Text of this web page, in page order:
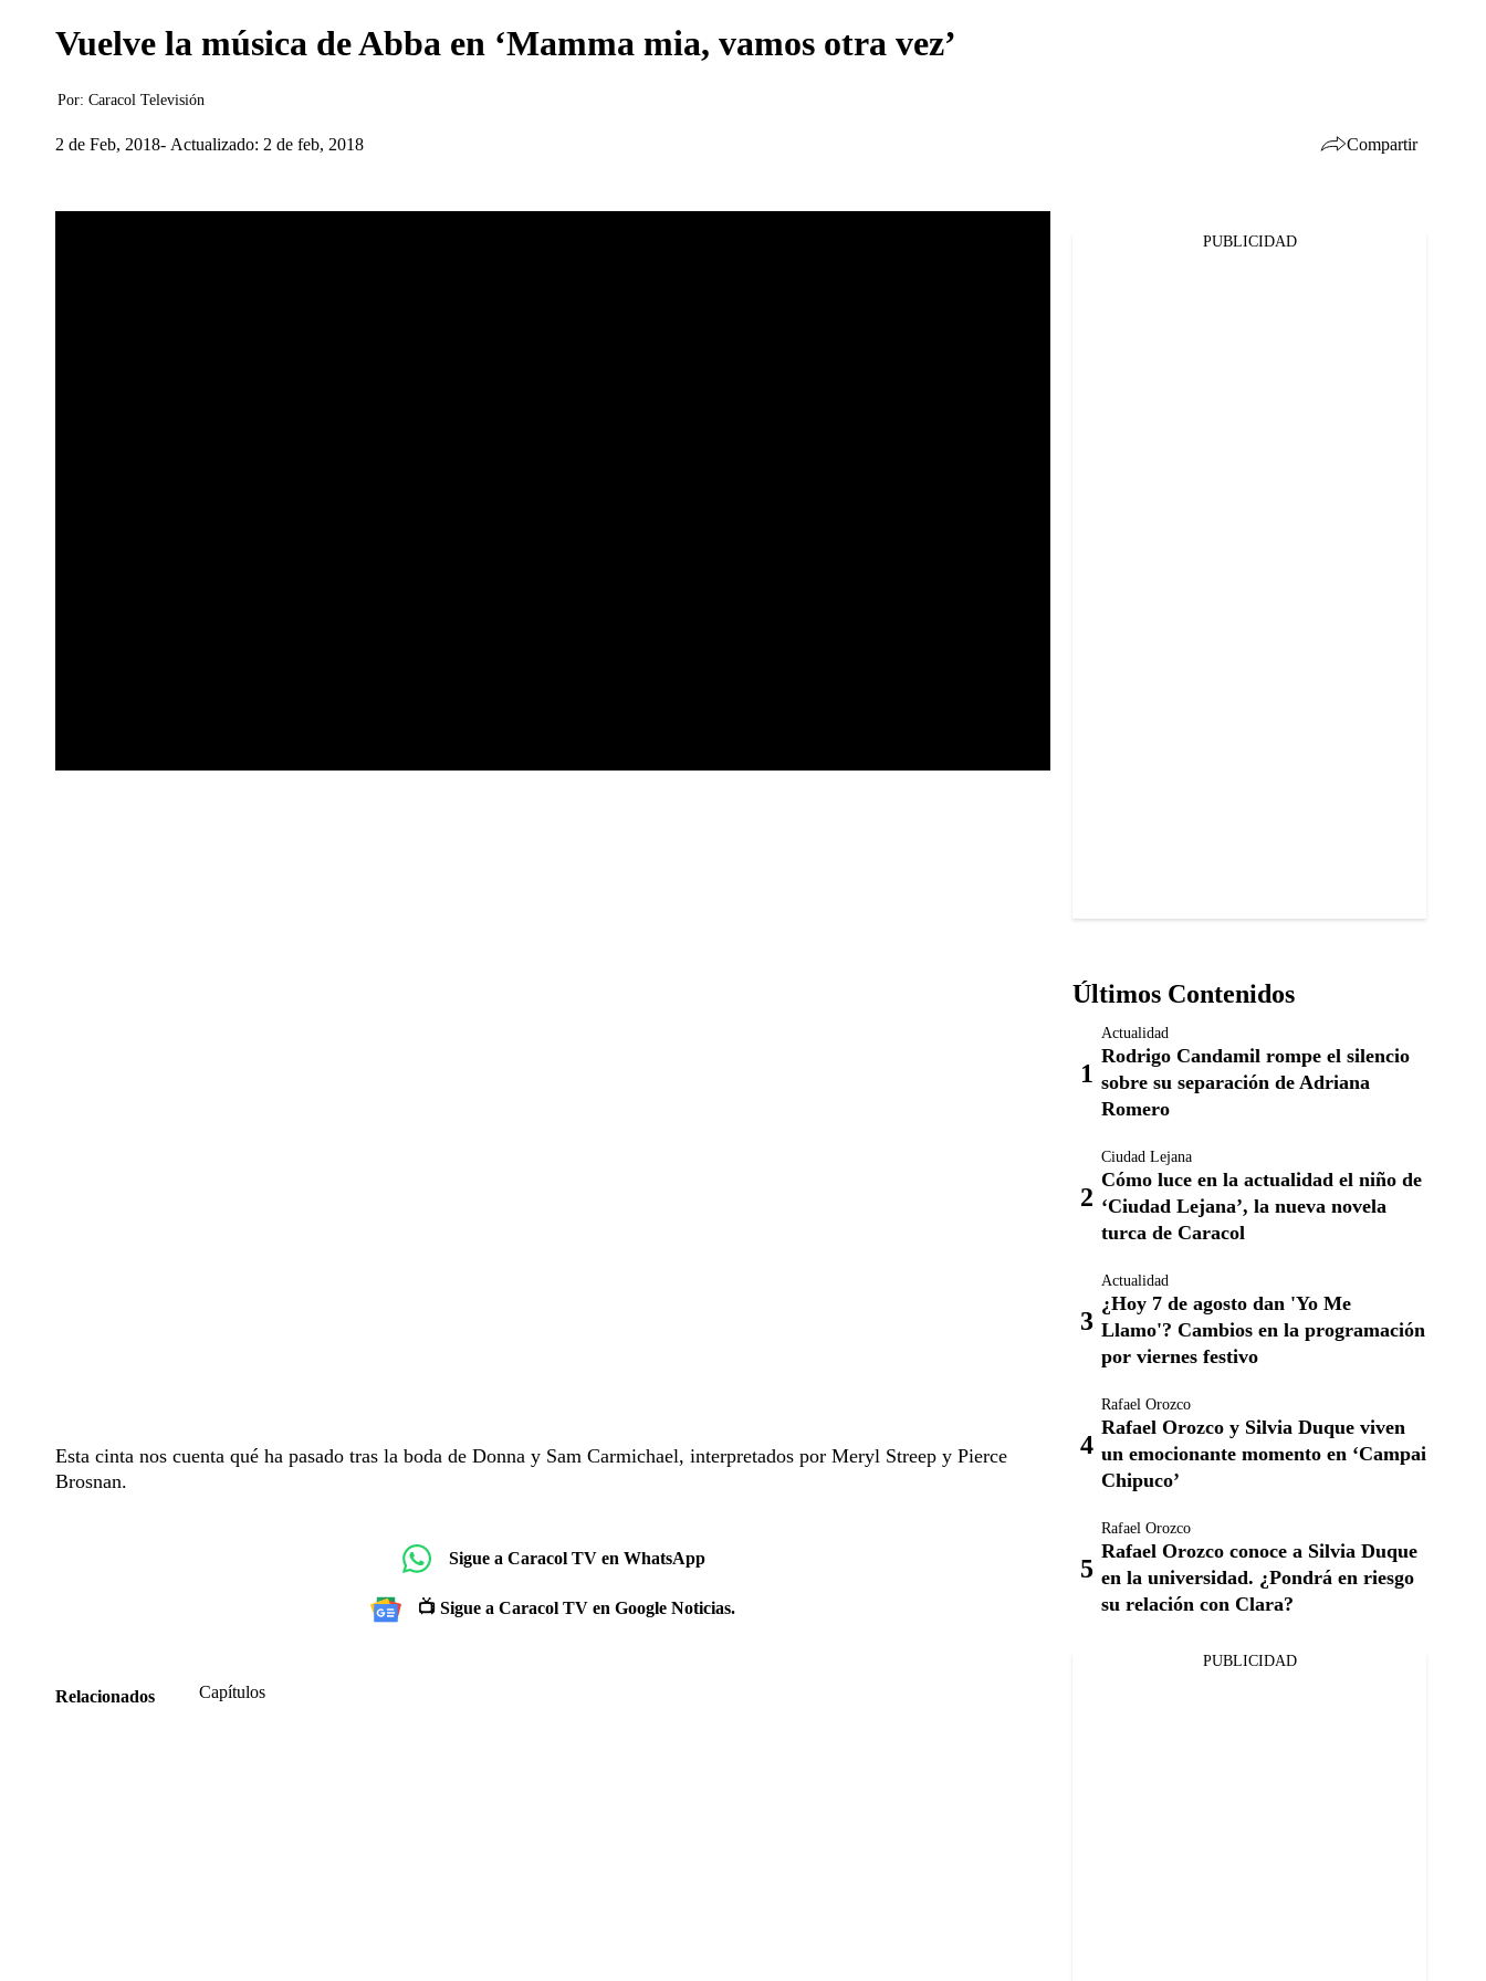
Vuelve la música de Abba en ‘Mamma mia, vamos otra vez’
Por: Caracol Televisión
2 de Feb, 2018 Actualizado: 2 de feb, 2018 Compartir
Esta cinta nos cuenta qué ha pasado tras la boda de Donna y Sam Carmichael, interpretados por Meryl Streep y Pierce
Brosnan.
Sigue a Caracol TV en WhatsApp
📺 Sigue a Caracol TV en Google Noticias.
Relacionados Capítulos
PUBLICIDAD
Últimos Contenidos
Actualidad
Rodrigo Candamil rompe el silencio
sobre su separación de Adriana
Romero
Ciudad Lejana
Cómo luce en la actualidad el niño de
‘Ciudad Lejana’, la nueva novela
turca de Caracol
Actualidad
¿Hoy 7 de agosto dan 'Yo Me
Llamo'? Cambios en la programación
por viernes festivo
Rafael Orozco
Rafael Orozco y Silvia Duque viven
un emocionante momento en ‘Campai
Chipuco’
Rafael Orozco
Rafael Orozco conoce a Silvia Duque
en la universidad. ¿Pondrá en riesgo
su relación con Clara?
PUBLICIDAD